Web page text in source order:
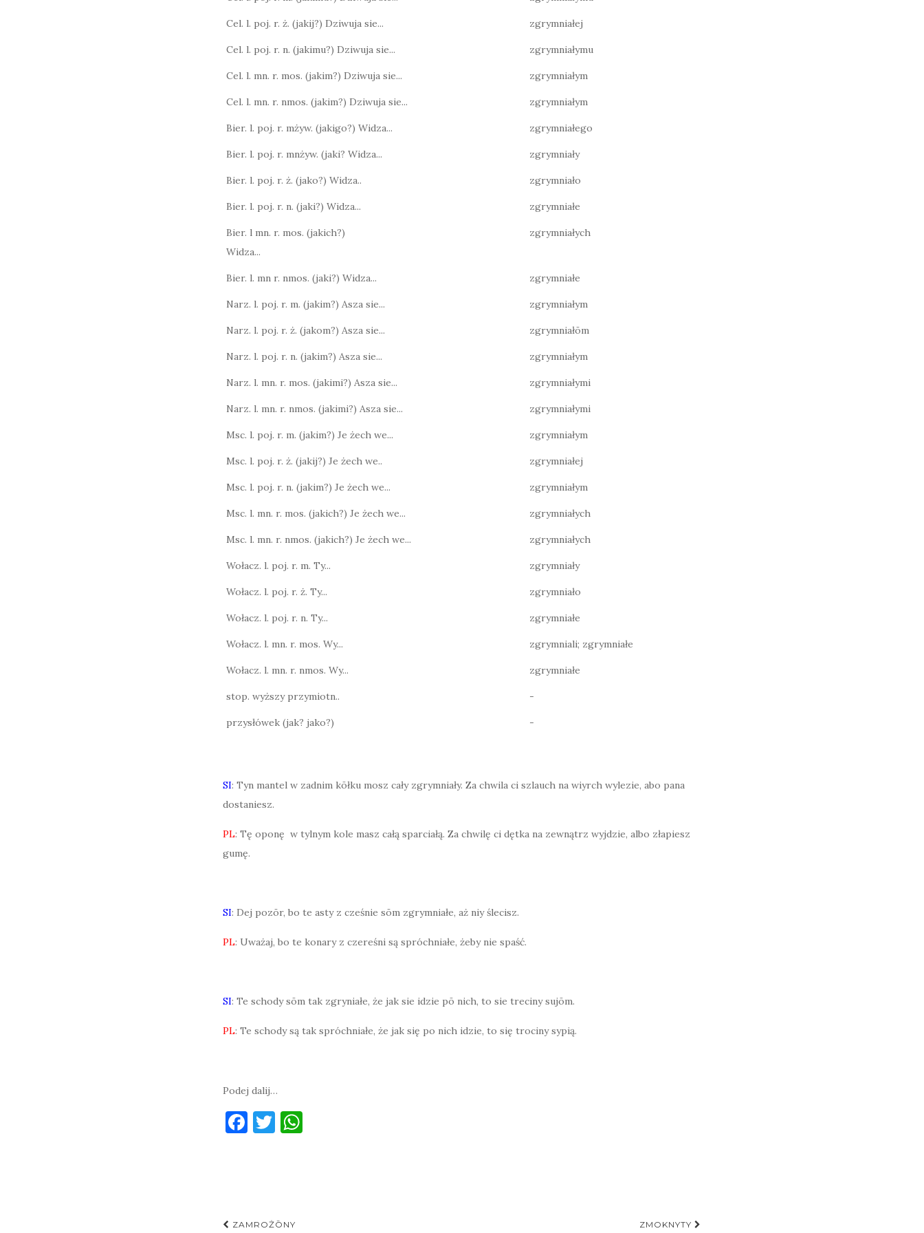
Cel. l. poj. r. ż. (jakij?) Dziwuja sie... zgrymniałej
Cel. l. poj. r. n. (jakimu?) Dziwuja sie... zgrymniałymu
Cel. l. mn. r. mos. (jakim?) Dziwuja sie... zgrymniałym
Cel. l. mn. r. nmos. (jakim?) Dziwuja sie... zgrymniałym
Bier. l. poj. r. mżyw. (jakigo?) Widza... zgrymniałego
Bier. l. poj. r. mnżyw. (jaki? Widza... zgrymniały
Bier. l. poj. r. ż. (jako?) Widza.. zgrymniało
Bier. l. poj. r. n. (jaki?) Widza... zgrymniałe
Bier. l mn. r. mos. (jakich?)
Widza...
zgrymniałych
Bier. l. mn r. nmos. (jaki?) Widza... zgrymniałe
Narz. l. poj. r. m. (jakim?) Asza sie... zgrymniałym
Narz. l. poj. r. ż. (jakom?) Asza sie... zgrymniałōm
Narz. l. poj. r. n. (jakim?) Asza sie... zgrymniałym
Narz. l. mn. r. mos. (jakimi?) Asza sie... zgrymniałymi
Narz. l. mn. r. nmos. (jakimi?) Asza sie... zgrymniałymi
Msc. l. poj. r. m. (jakim?) Je żech we... zgrymniałym
Msc. l. poj. r. ż. (jakij?) Je żech we.. zgrymniałej
Msc. l. poj. r. n. (jakim?) Je żech we... zgrymniałym
Msc. l. mn. r. mos. (jakich?) Je żech we... zgrymniałych
Msc. l. mn. r. nmos. (jakich?) Je żech we... zgrymniałych
Wołacz. l. poj. r. m. Ty... zgrymniały
Wołacz. l. poj. r. ż. Ty... zgrymniało
Wołacz. l. poj. r. n. Ty... zgrymniałe
Wołacz. l. mn. r. mos. Wy... zgrymniali; zgrymniałe
Wołacz. l. mn. r. nmos. Wy... zgrymniałe
stop. wyższy przymiotn.. -
przysłówek (jak? jako?) -
SI: Tyn mantel w zadnim kōłku mosz cały zgrymniały. Za chwila ci szlauch na wiyrch wylezie, abo pana
dostaniesz.
PL: Tę oponę w tylnym kole masz całą sparciałą. Za chwilę ci dętka na zewnątrz wyjdzie, albo złapiesz
gumę.
SI: Dej pozōr, bo te asty z cześnie sōm zgrymniałe, aż niy ślecisz.
PL: Uważaj, bo te konary z czereśni są spróchniałe, żeby nie spaść.
SI: Te schody sōm tak zgryniałe, że jak sie idzie pō nich, to sie treciny sujōm.
PL: Te schody są tak spróchniałe, że jak się po nich idzie, to się trociny sypią.
Podej dalij…
F T W
Post
ZAMROŻŌNY ZMOKNYTY